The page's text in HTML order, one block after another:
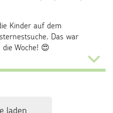
Kinder auf dem
Das war
Woche! 😍
laden